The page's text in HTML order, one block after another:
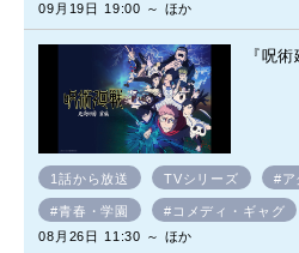
09月19日 19:00 ～ ほか
『呪
1話から放送 TVシリーズ #ア
#青春・学園
#コメディ・ギャグ
08月26日 11:30 ～ ほか